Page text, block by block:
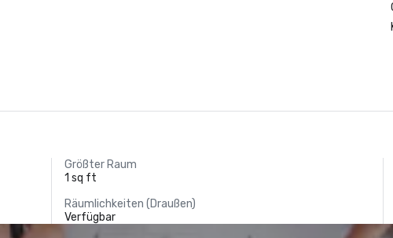
Größter Raum
1 sq ft
Räumlichkeiten (Draußen)
Verfügbar